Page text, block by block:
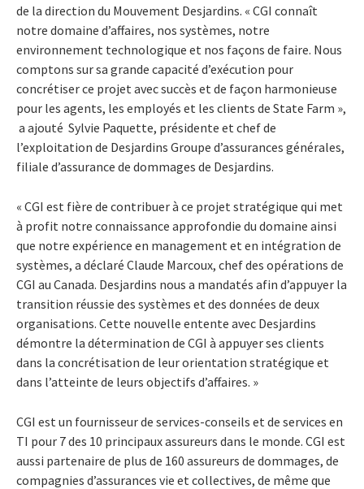
de la direction du Mouvement Desjardins. « CGI connaît
notre domaine d’affaires, nos systèmes, notre
environnement technologique et nos façons de faire. Nous
comptons sur sa grande capacité d’exécution pour
concrétiser ce projet avec succès et de façon harmonieuse
pour les agents, les employés et les clients de State Farm »,
a ajouté Sylvie Paquette, présidente et chef de
l’exploitation de Desjardins Groupe d’assurances générales,
filiale d’assurance de dommages de Desjardins.
« CGI est fière de contribuer à ce projet stratégique qui met
à profit notre connaissance approfondie du domaine ainsi
que notre expérience en management et en intégration de
systèmes, a déclaré Claude Marcoux, chef des opérations de
CGI au Canada. Desjardins nous a mandatés afin d’appuyer la
transition réussie des systèmes et des données de deux
organisations. Cette nouvelle entente avec Desjardins
démontre la détermination de CGI à appuyer ses clients
dans la concrétisation de leur orientation stratégique et
dans l’atteinte de leurs objectifs d’affaires. »
CGI est un fournisseur de services-conseils et de services en
TI pour 7 des 10 principaux assureurs dans le monde. CGI est
aussi partenaire de plus de 160 assureurs de dommages, de
compagnies d’assurances vie et collectives, de même que